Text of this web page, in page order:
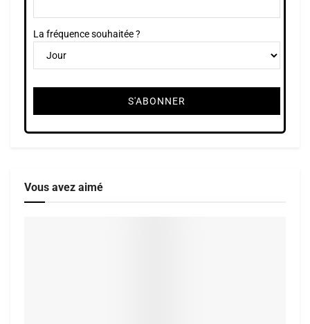
La fréquence souhaitée ?
Vous avez aimé